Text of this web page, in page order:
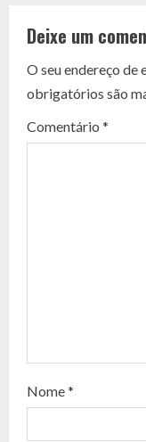
n
t
i
a
d
Deixe um
O seu endereço de
obrigatórios são
Comentário *
Nome*